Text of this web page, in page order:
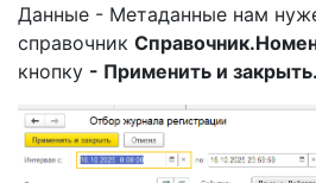
Данные - Метаданные нам
справочник
кнопку - Применить и закрыть.